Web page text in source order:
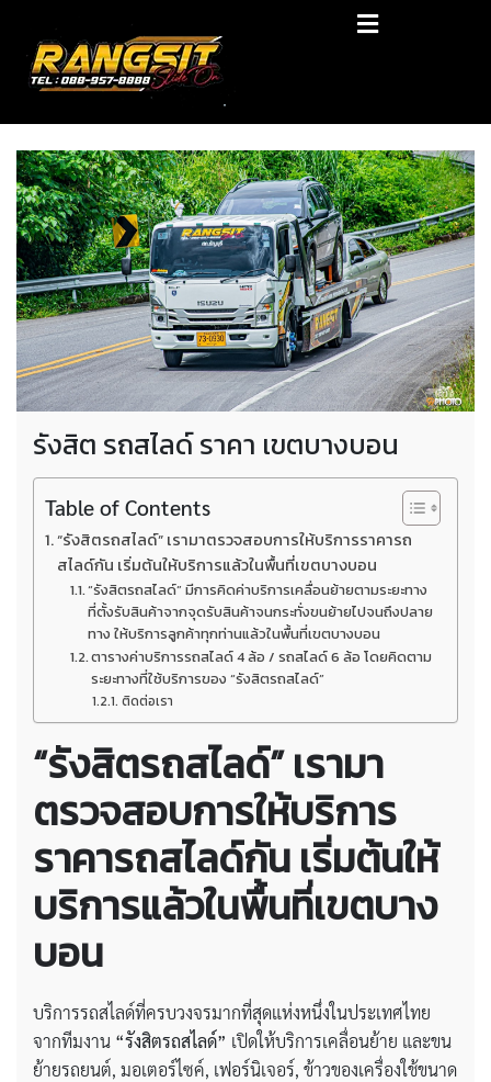
content
RANGSIT SlideON
รถยก168 รถสไลด์รังสิต รถสไลด์ ราคาถูก
รังสิต รถสไลด์ ราคา เขตบางบอน
Table of Contents
“รังสิตรถสไลด์” เรามาตรวจสอบการให้บริการราคารถ
สไลด์กัน เริ่มต้นให้บริการแล้วในพื้นที่เขตบางบอน
“รังสิตรถสไลด์” มีการคิดค่าบริการเคลื่อนย้ายตามระยะทาง
ที่ตั้งรับสินค้าจากจุดรับสินค้าจนกระทั่งขนย้ายไปจนถึงปลาย
ทาง ให้บริการลูกค้าทุกท่านแล้วในพื้นที่เขตบางบอน
ตารางค่าบริการรถสไลด์ 4 ล้อ / รถสไลด์ 6 ล้อ โดยคิดตาม
ระยะทางที่ใช้บริการของ “รังสิตรถสไลด์”
ติดต่อเรา
“รังสิตรถสไลด์” เรามา
ตรวจสอบการให้บริการ
ราคารถสไลด์กัน เริ่มต้นให้
บริการแล้วในพื้นที่เขตบาง
บอน
บริการรถสไลด์ที่ครบวงจรมากที่สุดแห่งหนึ่งในประเทศไทย
จากทีมงาน “รังสิตรถสไลด์” เปิดให้บริการเคลื่อนย้าย และขน
ย้ายรถยนต์, มอเตอร์ไซค์, เฟอร์นิเจอร์, ข้าวของเครื่องใช้ขนาด